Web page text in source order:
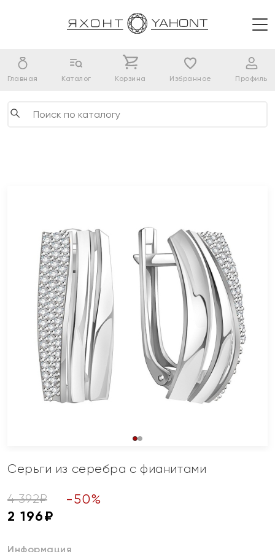
Главная Каталог Корзина Избранное Профиль
Серьги из серебра с фианитами
4 392₽ -50%
2 196₽
Информация